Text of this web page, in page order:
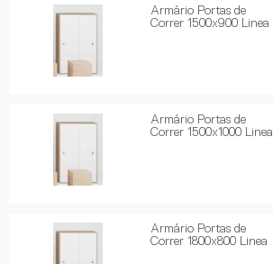
Armário Portas de
Correr 1500x900 Linea
Armário Portas de
Correr 1500x1000 Linea
Armário Portas de
Correr 1800x800 Linea